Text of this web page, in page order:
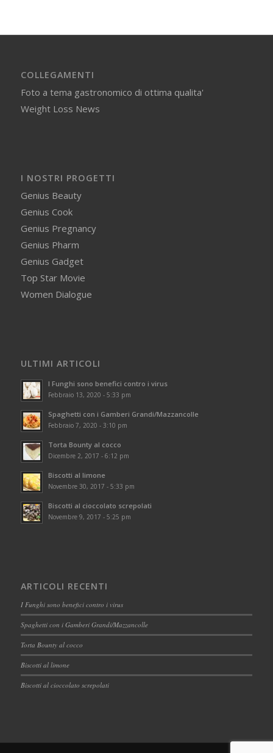
COLLEGAMENTI
Foto a tema gastronomico di ottima qualita'
Weight Loss News
I NOSTRI PROGETTI
Genius Beauty
Genius Cook
Genius Pregnancy
Genius Pharm
Genius Gadget
Top Star Movie
Women Dialogue
ULTIMI ARTICOLI
I Funghi sono benefici contro i virus
Febbraio 13, 2020 - 5:33 pm
Spaghetti con i Gamberi Grandi/Mazzancolle
Febbraio 7, 2020 - 3:10 pm
Torta Bounty al cocco
Dicembre 2, 2017 - 6:12 pm
Biscotti al limone
Novembre 30, 2017 - 5:33 pm
Biscotti al cioccolato screpolati
Novembre 9, 2017 - 5:25 pm
ARTICOLI RECENTI
I Funghi sono benefici contro i virus
Spaghetti con i Gamberi Grandi/Mazzancolle
Torta Bounty al cocco
Biscotti al limone
Biscotti al cioccolato screpolati